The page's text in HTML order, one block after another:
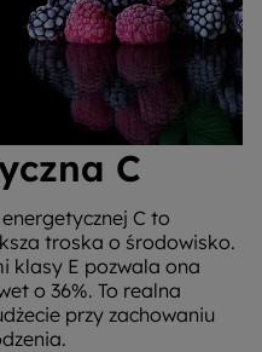
C
C to
troska o środowisko.
klasy E pozwala ona
o 36%. To realna
przy zachowaniu